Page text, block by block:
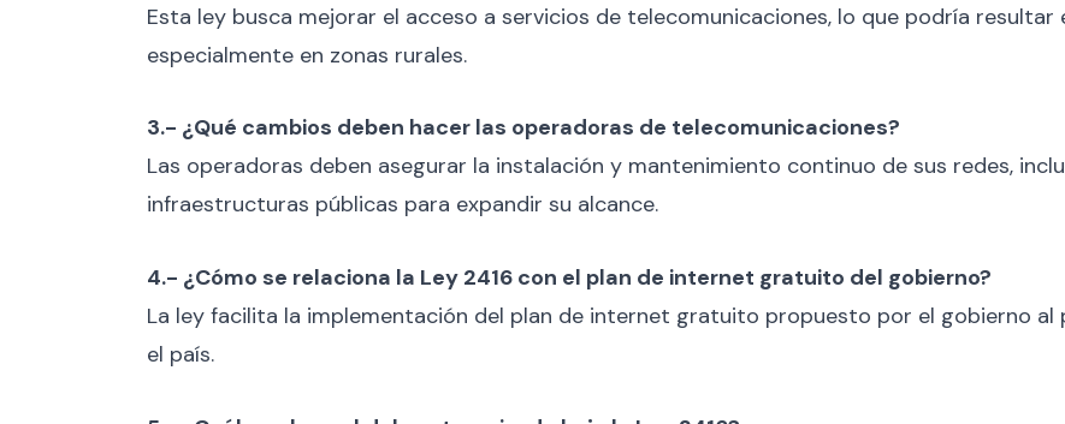
Esta ley busca mejorar el acceso a servicios de telecomunicaciones, lo que podría
especialmente en zonas rurales.
3.- ¿Qué cambios deben hacer las operadoras de telecomunicaciones?
Las operadoras deben asegurar la instalación y mantenimiento continuo de sus redes,
infraestructuras públicas para expandir su alcance.
4.- ¿Cómo se relaciona la Ley 2416 con el plan de internet gratuito del gobierno?
La ley facilita la implementación del plan de internet gratuito propuesto por el gobierno al
el país.